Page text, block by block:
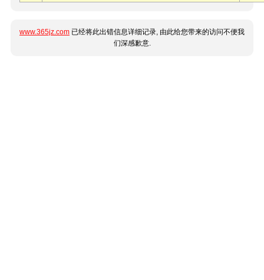
www.365jz.com 已经将此出错信息详细记录, 由此给您带来的访问不便我
们深感歉意.